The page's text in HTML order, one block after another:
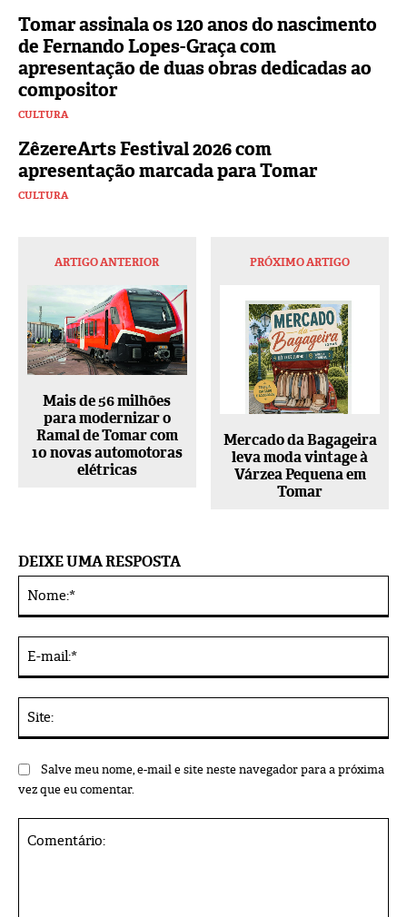
Tomar assinala os 120 anos do nascimento
de Fernando Lopes-Graça com
apresentação de duas obras dedicadas ao
compositor
CULTURA
ZêzereArts Festival 2026 com
apresentação marcada para Tomar
CULTURA
ARTIGO ANTERIOR
Mais de 56 milhões
para modernizar o
Ramal de Tomar com
10 novas automotoras
elétricas
PRÓXIMO ARTIGO
Mercado da Bagageira
leva moda vintage à
Várzea Pequena em
Tomar
DEIXE UMA RESPOSTA
Salve meu nome, e-mail e site neste navegador para a próxima
vez que eu comentar.